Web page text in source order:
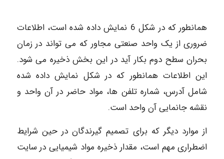
همانطور که در شکل 6 نمایش داده شده است، اطلاعات
ضروری از یک واحد صنعتی مجاور که می تواند در زمان
بحران سطح دوم بکار آید در این بخش ذخیره می شود.
این اطلاعات همانطور که در شکل نمایش داده شده
شامل آدرس، شماره تلفن ها، مواد حاضر در آن واحد و
نقشه جانمایی آن واحد است.
از موارد دیگر که برای تصمیم گیرندگان در حین شرایط
اضطراری مهم است، مقدار ذخیره مواد شیمیایی در سایت